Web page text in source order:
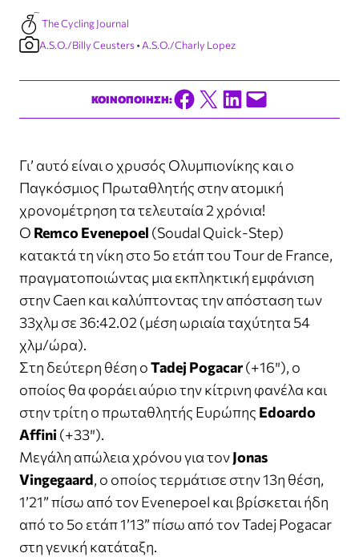
The Cycling Journal
A.S.O./Billy Ceusters • A.S.O./Charly Lopez
ΚΟΙΝΟΠΟΙΗΣΗ:Share on Facebook Share on X Share on LinkedIn Email this Page
Γι’ αυτό είναι ο χρυσός Ολυμπιονίκης και ο
Παγκόσμιος Πρωταθλητής στην ατομική
χρονομέτρηση τα τελευταία 2 χρόνια!
Ο Remco Evenepoel (Soudal Quick-Step)
κατακτά τη νίκη στο 5ο ετάπ τουTour de France,
πραγματοποιώντας μια εκπληκτική εμφάνιση
στην Caen και καλύπτοντας την απόσταση των
33χλμ σε 36:42.02 (μέση ωριαία ταχύτητα 54
χλμ/ώρα).
Στη δεύτερη θέση οTadej Pogacar(+16″), ο
οποίος θα φοράει αύριο την κίτρινη φανέλα και
στην τρίτη ο πρωταθλητής Ευρώπης Edoardo
Affini (+33″).
Μεγάλη απώλεια χρόνου για τονJonas
Vingegaard, ο οποίος τερμάτισε στην 13η θέση,
1’21” πίσω από τον Evenepoel και βρίσκεται ήδη
από το 5ο ετάπ 1’13” πίσω από τον Tadej Pogacar
στη γενική κατάταξη.